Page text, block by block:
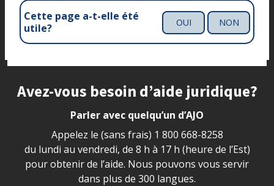
Cette page a-t-elle été
utile?
OUI NON
Site footer
Avez-vous besoin d’aide juridique?
Parler avec quelqu’un d’AJO
Appelez le (sans frais) 1 800 668-8258
du lundi au vendredi, de 8 h à 17 h (heure de l’Est)
pour obtenir de l’aide. Nous pouvons vous servir
dans plus de 300 langues.